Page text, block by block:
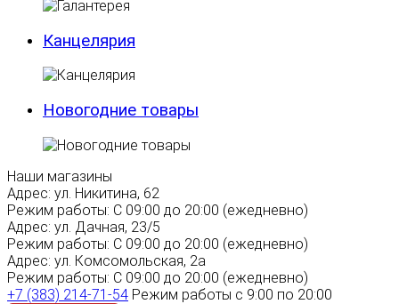
Канцелярия
Новогодние товары
Наши магазины
Адрес: ул. Никитина, 62
Режим работы: С 09:00 до 20:00 (ежедневно)
Адрес: ул. Дачная, 23/5
Режим работы: С 09:00 до 20:00 (ежедневно)
Адрес: ул. Комсомольская, 2а
Режим работы: С 09:00 до 20:00 (ежедневно)
+7 (383) 214-71-54 Режим работы с 9:00 по 20:00